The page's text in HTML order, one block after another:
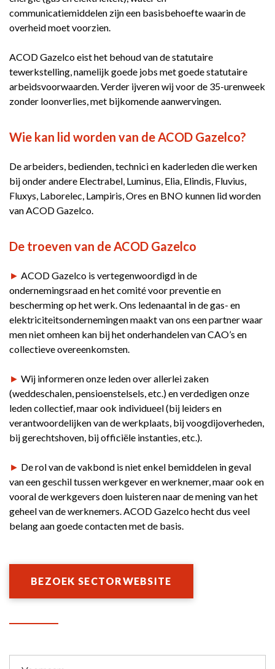
communicatiemiddelen zijn een basisbehoefte waarin de
overheid moet voorzien.
ACOD Gazelco eist het behoud van de statutaire
tewerkstelling, namelijk goede jobs met goede statutaire
arbeidsvoorwaarden. Verder ijveren wij voor de 35-urenweek
zonder loonverlies, met bijkomende aanwervingen.
Wie kan lid worden van de ACOD Gazelco?
De arbeiders, bedienden, technici en kaderleden die werken
bij onder andere Electrabel, Luminus, Elia, Elindis, Fluvius,
Fluxys, Laborelec, Lampiris, Ores en BNO kunnen lid worden
van ACOD Gazelco.
De troeven van de ACOD Gazelco
► ACOD Gazelco is vertegenwoordigd in de
ondernemingsraad en het comité voor preventie en
bescherming op het werk. Ons ledenaantal in de gas- en
elektriciteitsondernemingen maakt van ons een partner waar
men niet omheen kan bij het onderhandelen van CAO’s en
collectieve overeenkomsten.
► Wij informeren onze leden over allerlei zaken
(weddeschalen, pensioenstelsels, etc.) en verdedigen onze
leden collectief, maar ook individueel (bij leiders en
verantwoordelijken van de werkplaats, bij voogdijoverheden,
bij gerechtshoven, bij officiële instanties, etc.).
► De rol van de vakbond is niet enkel bemiddelen in geval
van een geschil tussen werkgever en werknemer, maar ook en
vooral de werkgevers doen luisteren naar de mening van het
geheel van de werknemers. ACOD Gazelco hecht dus veel
belang aan goede contacten met de basis.
BEZOEK SECTORWEBSITE